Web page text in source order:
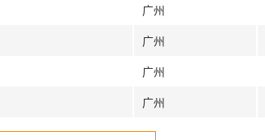
广州
广州
广州
广州